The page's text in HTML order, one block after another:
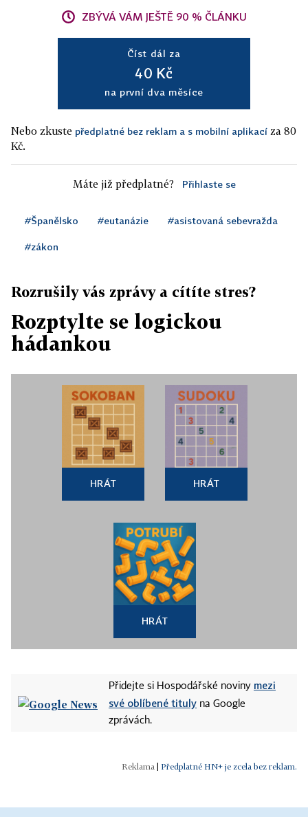
ZBÝVÁ VÁM JEŠTĚ 90 % ČLÁNKU
Číst dál za
40 Kč
na první dva měsíce
Nebo zkuste předplatné bez reklam a s mobilní aplikací za 80
Kč.
Máte již předplatné? Přihlaste se
#Španělsko #eutanázie #asistovaná sebevražda
#zákon
Rozrušily vás zprávy a cítíte stres?
Rozptylte se logickou
hádankou
HRÁT HRÁT
HRÁT
Přidejte si Hospodářské noviny mezi
své oblíbené tituly na Google
zprávách.
Předplatné HN+ je zcela bez reklam.